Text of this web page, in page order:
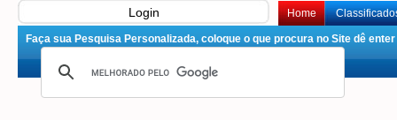
Login Home
Faça sua Pesquisa Personalizada, coloque o que procura no Site dê